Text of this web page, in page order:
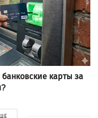
карты за